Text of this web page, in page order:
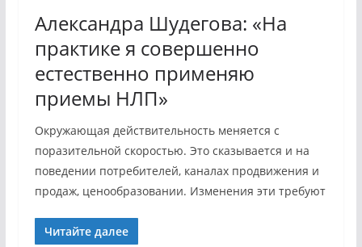
Александра Шудегова: «На
практике я совершенно
естественно применяю
приемы НЛП»
Окружающая действительность меняется с
поразительной скоростью. Это сказывается и на
поведении потребителей, каналах продвижения и
продаж, ценообразовании. Изменения эти требуют
Читайте далее